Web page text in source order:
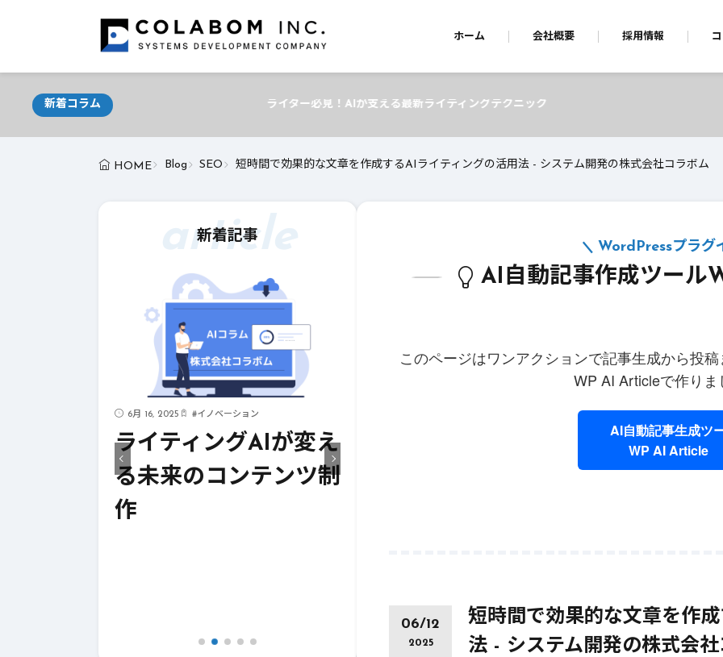
ホーム 会社概要 採用情報
新着コラム ライター必見！AIが支える最新ライティングテクニック
HOME Blog SEO 短時間で効果的な文章を作成するAIライティングの活用法 - システム開発の株式会社コラボム
新着記事
article
6月 16, 2025 #イノベーション
ライティングAIが変え
る未来のコンテンツ制
作
ングの始め方
ングの活用法
AI自動記事作成ツール
WordPressプラグ
このページはワンアクションで記事生成から投
WP AI Articleで作り
AI自動記事生成ツ
WP AI Article
06/12
2025
短時間で効果的な文章を作
法 - システム開発の株式会